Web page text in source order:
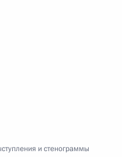
и стенограммы